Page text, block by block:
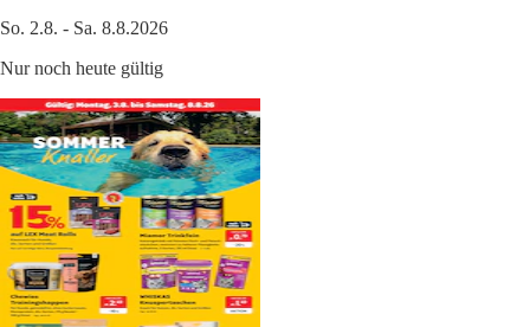
So. 2.8. - Sa. 8.8.2026
Nur noch heute gültig